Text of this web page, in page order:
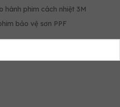
hành phim cách nhiệt 3M
bảo vệ sơn PPF